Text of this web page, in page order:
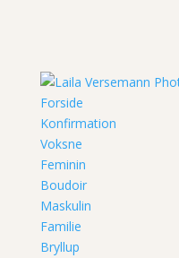
Forside
Konfirmation
Voksne
Feminin
Boudoir
Maskulin
Familie
Bryllup